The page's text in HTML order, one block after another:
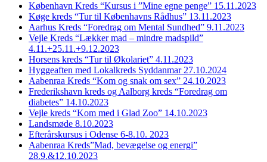
København Kreds “Kursus i ”Mine egne penge” 15.11.2023
Køge kreds “Tur til Københavns Rådhus” 13.11.2023
Aarhus Kreds “Foredrag om Mental Sundhed” 9.11.2023
Vejle Kreds “Lækker mad – mindre madspild”
4.11.+25.11.+9.12.2023
Horsens kreds “Tur til Økolariet” 4.11.2023
Hyggeaften med Lokalkreds Syddanmar 27.10.2024
Aabenraa Kreds “Kom og snak om sex” 24.10.2023
Frederikshavn kreds og Aalborg kreds “Foredrag om
diabetes” 14.10.2023
Vejle kreds “Kom med i Glad Zoo” 14.10.2023
Landsmøde 8.10.2023
Efterårskursus i Odense 6-8.10. 2023
Aabenraa Kreds”Mad, bevægelse og energi”
28.9.&12.10.2023